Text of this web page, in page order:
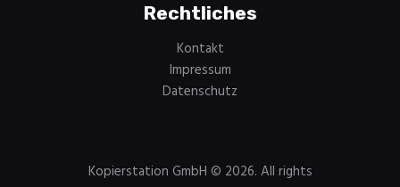
Rechtliches
Kontakt
Impressum
Datenschutz
Kopierstation GmbH © 2026. All rights